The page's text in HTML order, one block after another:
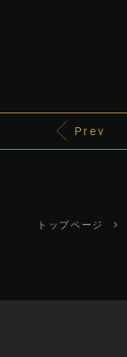
Prev
トップページ